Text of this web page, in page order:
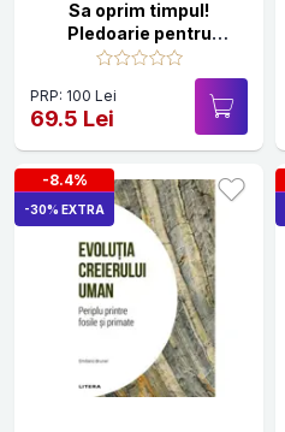
Sa oprim timpul!
Pledoarie pentru
tinerete
PRP: 100 Lei
69.5 Lei
-8.4%
-30% EXTRA